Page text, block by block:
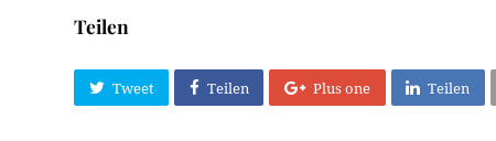
Teilen
Tweet Teilen Plus one Teilen